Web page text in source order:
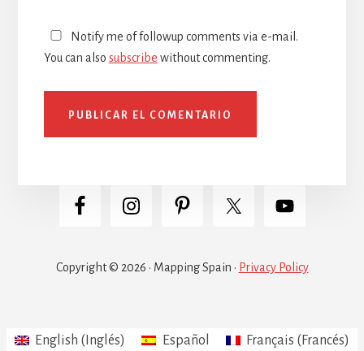
Notify me of followup comments via e-mail.
You can also subscribe without commenting.
Copyright © 2026 · Mapping Spain · Privacy Policy
English ( Inglés) Español Français ( Francés)